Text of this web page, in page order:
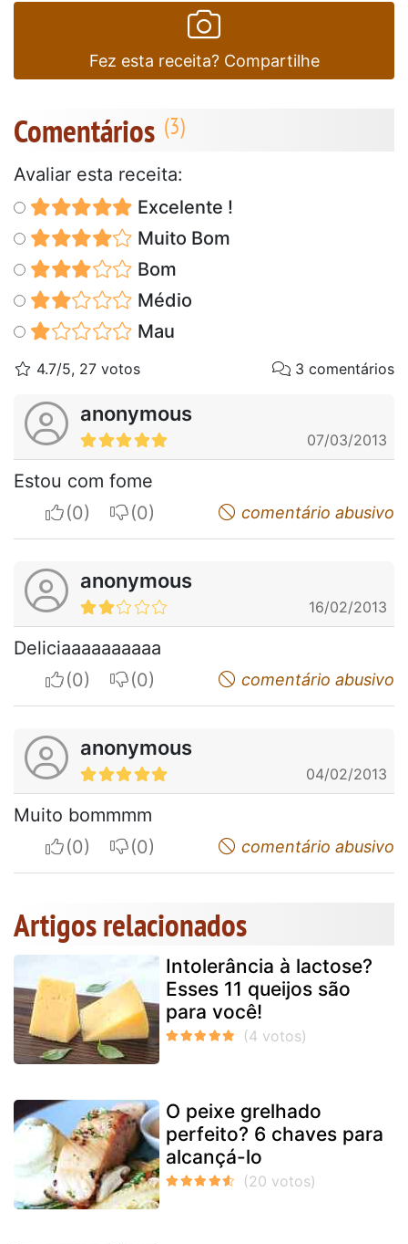
Fez esta receita? Compartilhe
Comentários
Avaliar esta receita:
Excelente !
Muito Bom
Bom
Médio
Mau
4.7/5, 27 votos 3 comentários
anonymous
07/03/2013
Estou com fome
I apreciateI do not appreciatecomentário abusivo
anonymous
16/02/2013
Deliciaaaaaaaaaa
I apreciateI do not appreciatecomentário abusivo
anonymous
04/02/2013
Muito bommmm
I apreciateI do not appreciatecomentário abusivo
Artigos relacionados
Intolerância à lactose?
Esses 11 queijos são
para você!
O peixe grelhado
perfeito? 6 chaves para
alcançá-lo